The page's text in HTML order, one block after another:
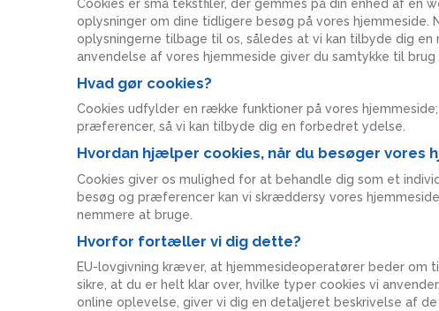
Cookies er små tekstfiler, der gemmes på din enhed af en
oplysninger om dine tidligere besøg på vores hjemmeside.
oplysningerne tilbage til os, således at vi kan tilbyde dig
anvendelse af vores hjemmeside giver du samtykke til
Hvad gør cookies?
Cookies udfylder en række funktioner på vores
præferencer, så vi kan tilbyde dig en forbedret ydelse.
Hvordan hjælper cookies, når du besøger vores
Cookies giver os mulighed for at behandle dig som et
besøg og præferencer kan vi skræddersy vores
nemmere at bruge.
Hvorfor fortæller vi dig dette?
EU-lovgivning kræver, at hjemmesideoperatører beder om
sikre, at du er helt klar over, hvilke typer cookies vi
online oplevelse, giver vi dig en detaljeret beskrivelse af